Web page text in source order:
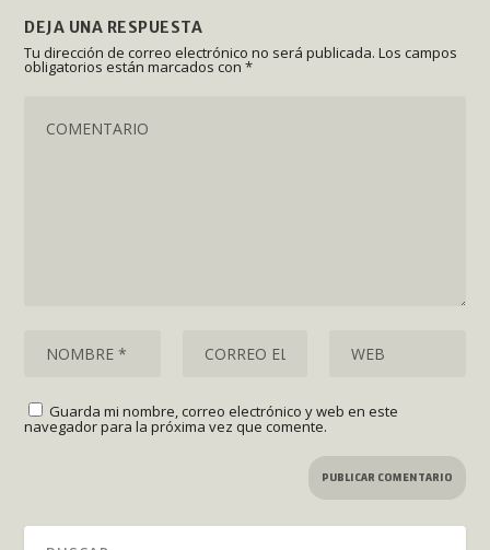
DEJA UNA RESPUESTA
Tu dirección de correo electrónico no será publicada. Los campos
obligatorios están marcados con*
Guarda mi nombre, correo electrónico y web en este
navegador para la próxima vez que comente.